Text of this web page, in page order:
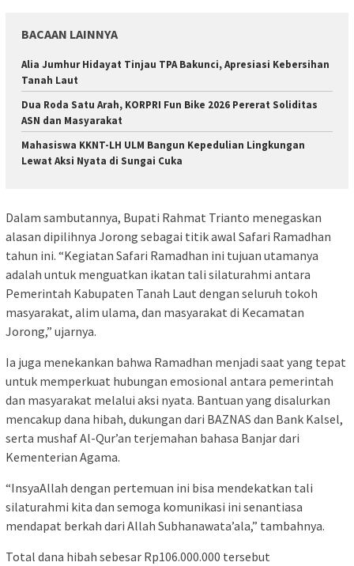
BACAAN LAINNYA
Alia Jumhur Hidayat Tinjau TPA Bakunci, Apresiasi Kebersihan
Tanah Laut
Dua Roda Satu Arah, KORPRI Fun Bike 2026 Pererat Soliditas
ASN dan Masyarakat
Mahasiswa KKNT-LH ULM Bangun Kepedulian Lingkungan
Lewat Aksi Nyata di Sungai Cuka
Dalam sambutannya, Bupati Rahmat Trianto menegaskan
alasan dipilihnya Jorong sebagai titik awal Safari Ramadhan
tahun ini. “Kegiatan Safari Ramadhan ini tujuan utamanya
adalah untuk menguatkan ikatan tali silaturahmi antara
Pemerintah Kabupaten Tanah Laut dengan seluruh tokoh
masyarakat, alim ulama, dan masyarakat di Kecamatan
Jorong,” ujarnya.
Ia juga menekankan bahwa Ramadhan menjadi saat yang tepat
untuk memperkuat hubungan emosional antara pemerintah
dan masyarakat melalui aksi nyata. Bantuan yang disalurkan
mencakup dana hibah, dukungan dari BAZNAS dan Bank Kalsel,
serta mushaf Al-Qur’an terjemahan bahasa Banjar dari
Kementerian Agama.
“InsyaAllah dengan pertemuan ini bisa mendekatkan tali
silaturahmi kita dan semoga komunikasi ini senantiasa
mendapat berkah dari Allah Subhanawata’ala,” tambahnya.
Total dana hibah sebesar Rp106.000.000 tersebut